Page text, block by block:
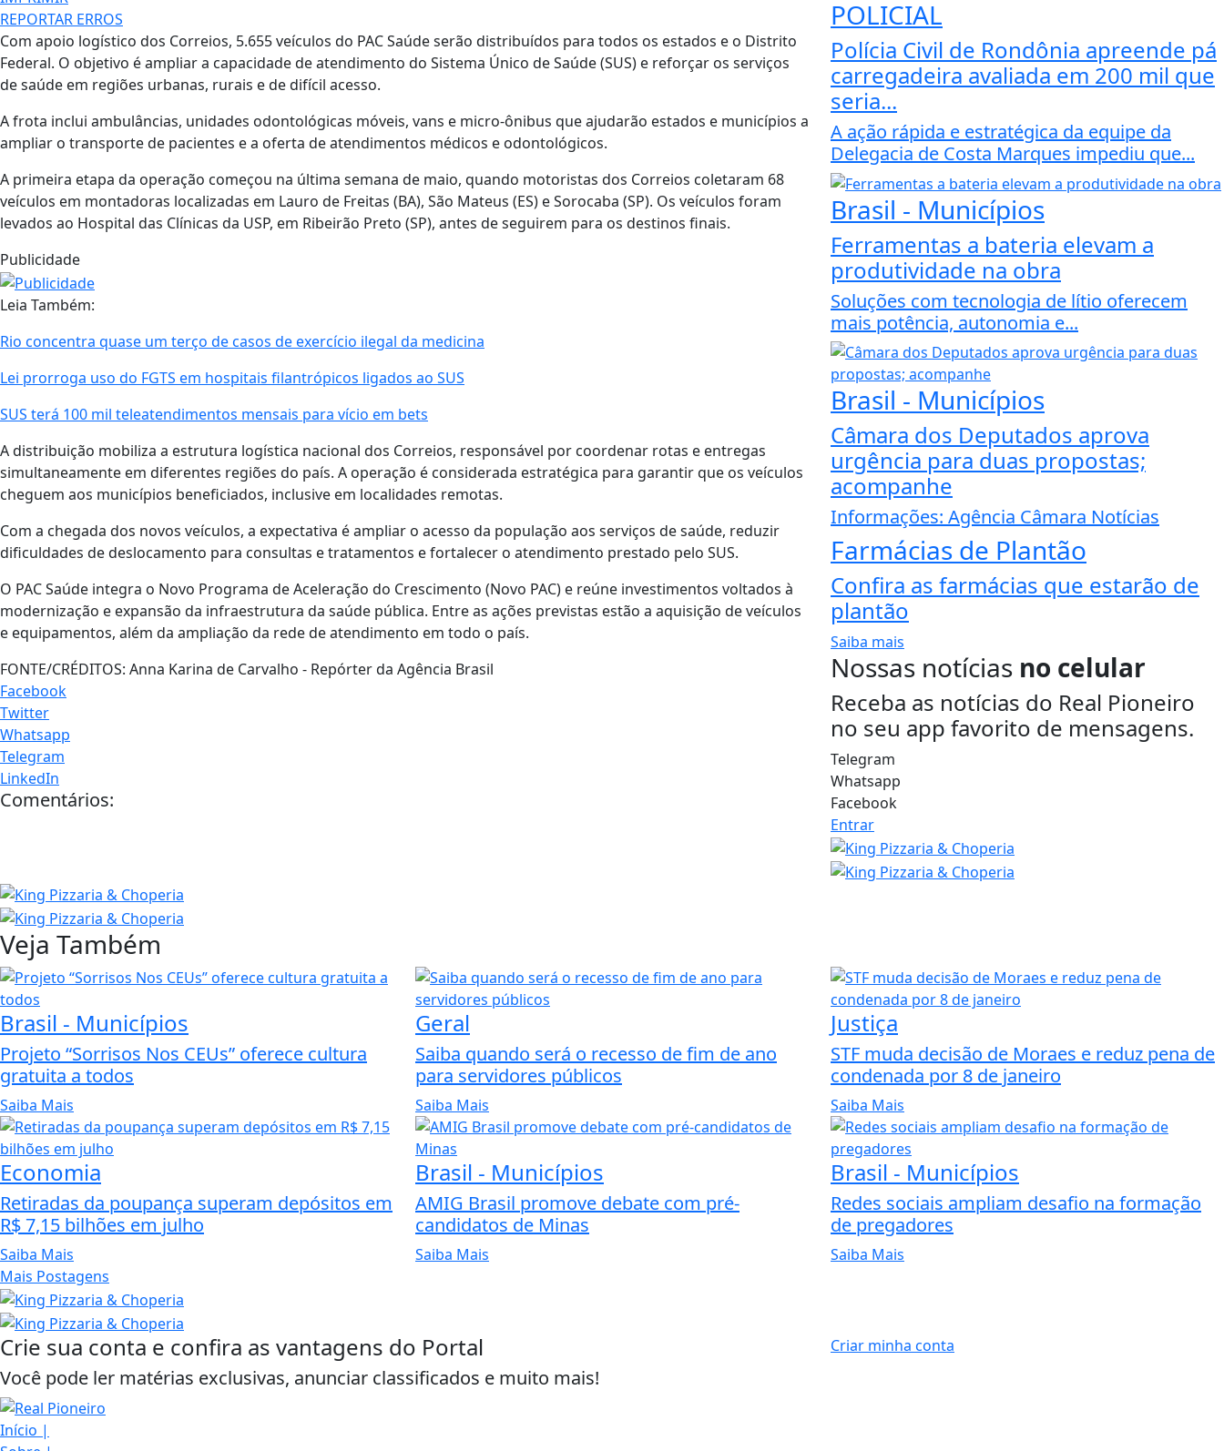
REPORTAR ERROS
Com apoio logístico dos Correios, 5.655 veículos do PAC Saúde serão distribuídos para todos os estados e o Distrito
Federal. O objetivo é ampliar a capacidade de atendimento do Sistema Único de Saúde (SUS) e reforçar os serviços
de saúde em regiões urbanas, rurais e de difícil acesso.
A frota inclui ambulâncias, unidades odontológicas móveis, vans e micro-ônibus que ajudarão estados e municípios a
ampliar o transporte de pacientes e a oferta de atendimentos médicos e odontológicos.
A primeira etapa da operação começou na última semana de maio, quando motoristas dos Correios coletaram 68
veículos em montadoras localizadas em Lauro de Freitas (BA), São Mateus (ES) e Sorocaba (SP). Os veículos foram
levados ao Hospital das Clínicas da USP, em Ribeirão Preto (SP), antes de seguirem para os destinos finais.
Publicidade
Leia Também:
Rio concentra quase um terço de casos de exercício ilegal da medicina
Lei prorroga uso do FGTS em hospitais filantrópicos ligados ao SUS
SUS terá 100 mil teleatendimentos mensais para vício em bets
A distribuição mobiliza a estrutura logística nacional dos Correios, responsável por coordenar rotas e entregas
simultaneamente em diferentes regiões do país. A operação é considerada estratégica para garantir que os veículos
cheguem aos municípios beneficiados, inclusive em localidades remotas.
Com a chegada dos novos veículos, a expectativa é ampliar o acesso da população aos serviços de saúde, reduzir
dificuldades de deslocamento para consultas e tratamentos e fortalecer o atendimento prestado pelo SUS.
O PAC Saúde integra o Novo Programa de Aceleração do Crescimento (Novo PAC) e reúne investimentos voltados à
modernização e expansão da infraestrutura da saúde pública. Entre as ações previstas estão a aquisição de veículos
e equipamentos, além da ampliação da rede de atendimento em todo o país.
FONTE/CRÉDITOS: Anna Karina de Carvalho - Repórter da Agência Brasil
Facebook
Twitter
Whatsapp
Telegram
LinkedIn
Comentários:
POLICIAL
Polícia Civil de Rondônia apreende pá
carregadeira avaliada em 200 mil que
seria...
A ação rápida e estratégica da equipe da
Delegacia de Costa Marques impediu que...
Brasil - Municípios
Ferramentas a bateria elevam a
produtividade na obra
Soluções com tecnologia de lítio oferecem
mais potência, autonomia e...
Brasil - Municípios
Câmara dos Deputados aprova
urgência para duas propostas;
acompanhe
Informações: Agência Câmara Notícias
Farmácias de Plantão
Confira as farmácias que estarão de
plantão
Saiba mais
Nossas notícias no celular
Receba as notícias do Real Pioneiro
no seu app favorito de mensagens.
Telegram
Whatsapp
Facebook
Entrar
Veja Também
Brasil - Municípios
Projeto “Sorrisos Nos CEUs” oferece cultura
gratuita a todos
Saiba Mais
Geral
Saiba quando será o recesso de fim de ano
para servidores públicos
Saiba Mais
Justiça
STF muda decisão de Moraes e reduz pena de
condenada por 8 de janeiro
Saiba Mais
Economia
Retiradas da poupança superam depósitos em
R$ 7,15 bilhões em julho
Saiba Mais
Brasil - Municípios
AMIG Brasil promove debate com pré-
candidatos de Minas
Saiba Mais
Brasil - Municípios
Redes sociais ampliam desafio na formação
de pregadores
Saiba Mais
Mais Postagens
Crie sua conta e confira as vantagens do Portal
Você pode ler matérias exclusivas, anunciar classificados e muito mais!
Criar minha conta
Início |